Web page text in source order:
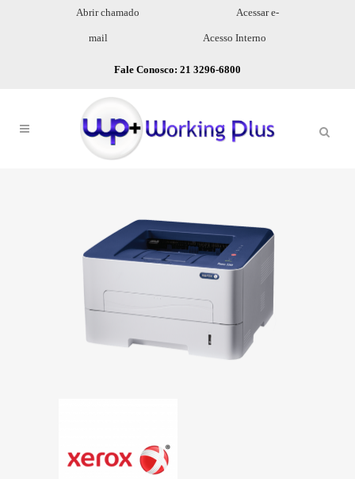
Abrir chamado Acessar e-
mail Acesso Interno
Fale Conosco: 21 3296-6800